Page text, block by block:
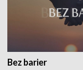
Bez barier